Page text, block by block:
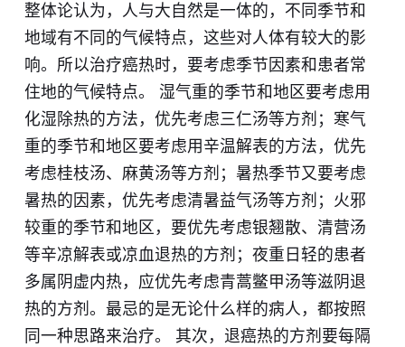
整体论认为，人与大自然是一体的，不同季节和
地域有不同的气候特点，这些对人体有较大的影
响。所以治疗癌热时，要考虑季节因素和患者常
住地的气候特点。 湿气重的季节和地区要考虑用
化湿除热的方法，优先考虑三仁汤等方剂；寒气
重的季节和地区要考虑用辛温解表的方法，优先
考虑桂枝汤、麻黄汤等方剂；暑热季节又要考虑
暑热的因素，优先考虑清暑益气汤等方剂；火邪
较重的季节和地区，要优先考虑银翘散、清营汤
等辛凉解表或凉血退热的方剂；夜重日轻的患者
多属阴虚内热，应优先考虑青蒿鳖甲汤等滋阴退
热的方剂。最忌的是无论什么样的病人，都按照
同一种思路来治疗。 其次，退癌热的方剂要每隔